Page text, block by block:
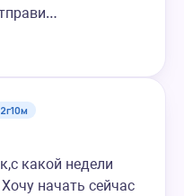
2г10м
какой недели
начать сейчас